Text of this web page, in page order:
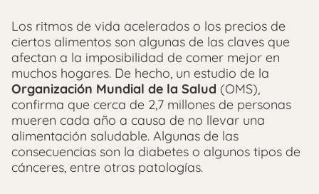
Los ritmos de vida acelerados o los precios de
ciertos alimentos son algunas de las claves que
afectan a la imposibilidad de comer mejor en
muchos hogares. De hecho, un estudio de la
Organización Mundial de la Salud (OMS),
confirma que cerca de 2,7 millones de personas
mueren cada año a causa de no llevar una
alimentación saludable. Algunas de las
consecuencias son la diabetes o algunos tipos de
cánceres, entre otras patologías.